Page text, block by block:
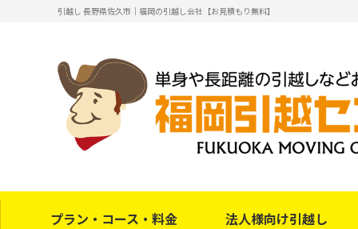
引越し 長野県佐久市｜福岡の引越し会社【お見積もり無料】
プラン・コース・料金 法人様向け引越し